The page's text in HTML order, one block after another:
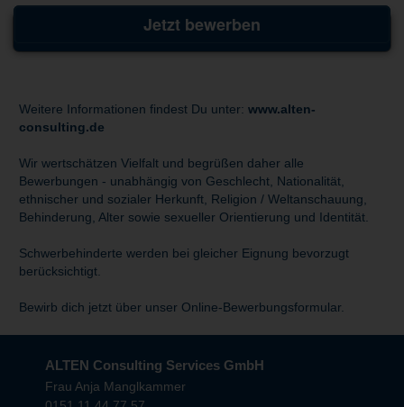
Jetzt bewerben
Weitere Informationen findest Du unter: www.alten-
consulting.de
Wir wertschätzen Vielfalt und begrüßen daher alle
Bewerbungen - unabhängig von Geschlecht, Nationalität,
ethnischer und sozialer Herkunft, Religion / Weltanschauung,
Behinderung, Alter sowie sexueller Orientierung und Identität.
Schwerbehinderte werden bei gleicher Eignung bevorzugt
berücksichtigt.
Bewirb dich jetzt über unser Online-Bewerbungsformular.
ALTEN Consulting Services GmbH
Frau Anja Manglkammer